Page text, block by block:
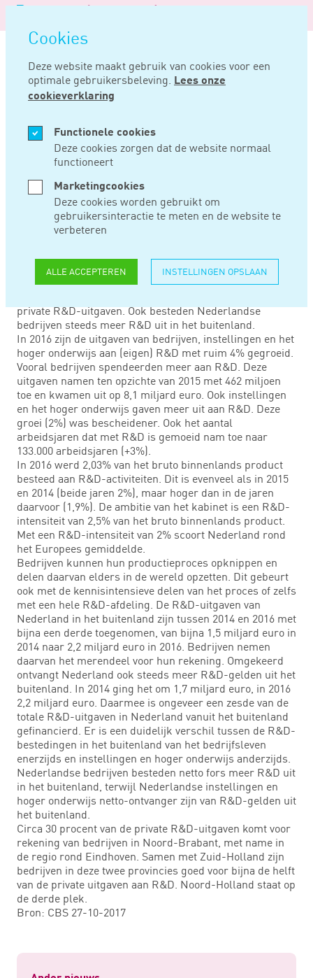
overslaan
Cookies
Deze website maakt gebruik van cookies voor een
optimale gebruikersbeleving. Lees onze
cookieverklaring
Functionele cookies
Deze cookies zorgen dat de website normaal
functioneert
Marketingcookies
Deze cookies worden gebruikt om
gebruikersinteractie te meten en de website te
verbeteren
ALLE ACCEPTEREN INSTELLINGEN OPSLAAN
Logo
Noord
Negentig
Home Nieuws Meer r&amp;d-uitgaven
OKT 30, 2017
MEER R&AMP;D-
UITGAVEN
onderwijs bijna 14,3 miljard euro uitgegeven aan eigen
onderzoek en ontwikkeling. De R&D-uitgaven nog niet
private R&D-uitgaven. Ook besteden Nederlandse
bedrijven steeds meer R&D uit in het buitenland.
In 2016 zijn de uitgaven van bedrijven, instellingen en het
hoger onderwijs aan (eigen) R&D met ruim 4% gegroeid.
Vooral bedrijven spendeerden meer aan R&D. Deze
uitgaven namen ten opzichte van 2015 met 462 miljoen
toe en kwamen uit op 8,1 miljard euro. Ook instellingen
en het hoger onderwijs gaven meer uit aan R&D. Deze
groei (2%) was bescheidener. Ook het aantal
arbeidsjaren dat met R&D is gemoeid nam toe naar
133.000 arbeidsjaren (+3%).
In 2016 werd 2,03% van het bruto binnenlands product
besteed aan R&D-activiteiten. Dit is evenveel als in 2015
en 2014 (beide jaren 2%), maar hoger dan in de jaren
daarvoor (1,9%). De ambitie van het kabinet is een R&D-
intensiteit van 2,5% van het bruto binnenlands product.
Met een R&D-intensiteit van 2% scoort Nederland rond
het Europees gemiddelde.
Bedrijven kunnen hun productieproces opknippen en
delen daarvan elders in de wereld opzetten. Dit gebeurt
ook met de kennisintensieve delen van het proces of zelfs
met een hele R&D-afdeling. De R&D-uitgaven van
Nederland in het buitenland zijn tussen 2014 en 2016 met
bijna een derde toegenomen, van bijna 1,5 miljard euro in
2014 naar 2,2 miljard euro in 2016. Bedrijven nemen
daarvan het merendeel voor hun rekening. Omgekeerd
ontvangt Nederland ook steeds meer R&D-gelden uit het
buitenland. In 2014 ging het om 1,7 miljard euro, in 2016
2,2 miljard euro. Daarmee is ongeveer een zesde van de
totale R&D-uitgaven in Nederland vanuit het buitenland
gefinancierd. Er is een duidelijk verschil tussen de R&D-
bestedingen in het buitenland van het bedrijfsleven
enerzijds en instellingen en hoger onderwijs anderzijds.
Nederlandse bedrijven besteden netto fors meer R&D uit
in het buitenland, terwijl Nederlandse instellingen en
hoger onderwijs netto-ontvanger zijn van R&D-gelden uit
het buitenland.
Circa 30 procent van de private R&D-uitgaven komt voor
rekening van bedrijven in Noord-Brabant, met name in
de regio rond Eindhoven. Samen met Zuid-Holland zijn
bedrijven in deze twee provincies goed voor bijna de helft
van de private uitgaven aan R&D. Noord-Holland staat op
de derde plek.
Bron: CBS 27-10-2017